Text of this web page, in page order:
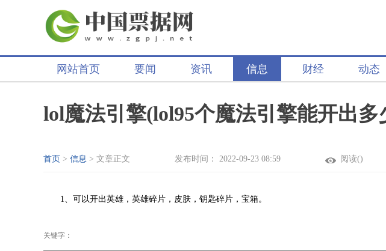
网站首页 要闻 资讯 信息 财经 动态
lol魔法引擎(lol95个魔法引擎能开出多
首页 > 信息 > 文章正文 发布时间： 2022-09-23 08:59 阅读()
1、可以开出英雄，英雄碎片，皮肤，钥匙碎片，宝箱。
关键字：